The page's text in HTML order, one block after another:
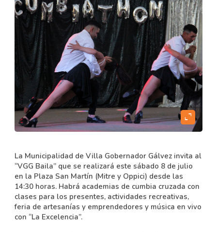
expand_content
La Municipalidad de Villa Gobernador Gálvez invita al
“VGG Baila” que se realizará este sábado 8 de julio
en la Plaza San Martín (Mitre y Oppici) desde las
14:30 horas. Habrá academias de cumbia cruzada con
clases para los presentes, actividades recreativas,
feria de artesanías y emprendedores y música en vivo
con “La Excelencia”.